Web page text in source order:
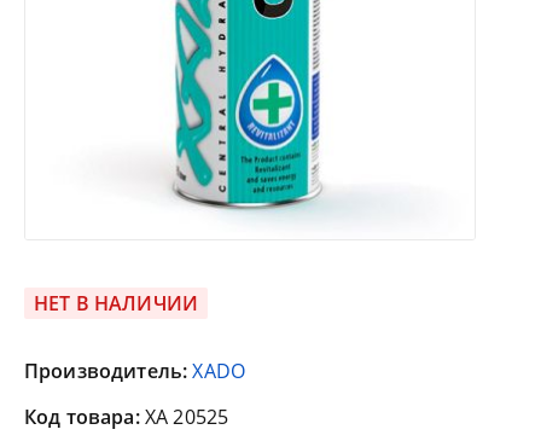
НЕТ В НАЛИЧИИ
Производитель:XADO
Код товара:XA 20525